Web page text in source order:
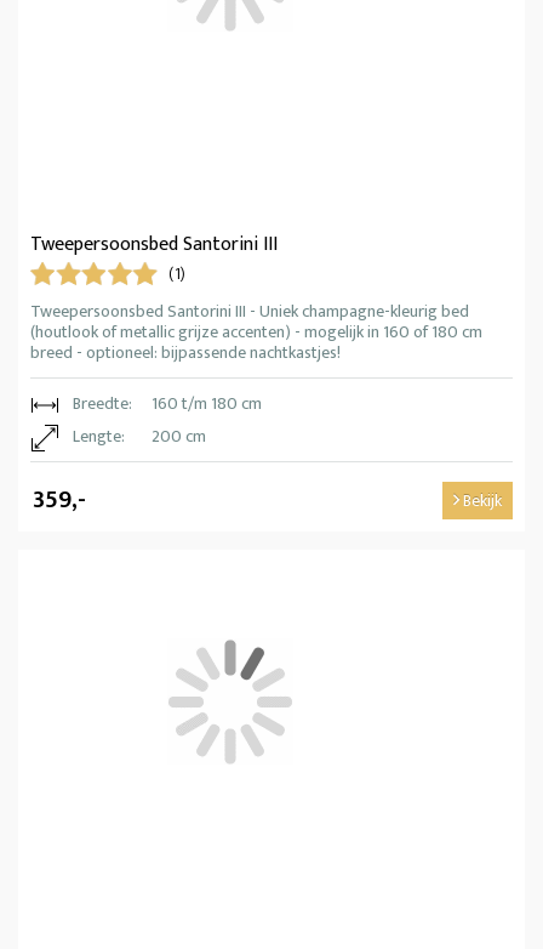
Tweepersoonsbed Santorini III
(1)
Tweepersoonsbed Santorini III - Uniek champagne-kleurig bed
(houtlook of metallic grijze accenten) - mogelijk in 160 of 180 cm
breed - optioneel: bijpassende nachtkastjes!
Breedte:
160 t/m 180 cm
Lengte:
200 cm
359,- Bekijk